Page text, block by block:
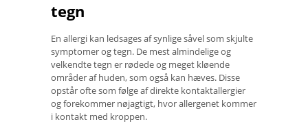
tegn
En allergi kan ledsages af synlige såvel som skjulte
symptomer og tegn. De mest almindelige og
velkendte tegn er rødede og meget kløende
områder af huden, som også kan hæves. Disse
opstår ofte som følge af direkte kontaktallergier
og forekommer nøjagtigt, hvor allergenet kommer
i kontakt med kroppen.